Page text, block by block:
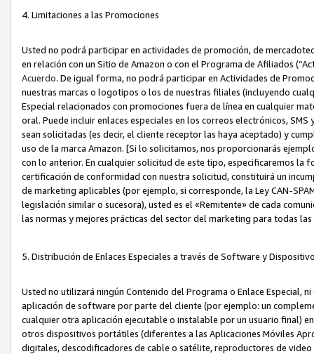
4. Limitaciones a las Promociones
Usted no podrá participar en actividades de promoción, de
en relación con un Sitio de Amazon o con el Programa de Afiliados
Acuerdo. De igual forma, no podrá participar en Actividades de
nuestras marcas o logotipos o los de nuestras filiales (incluyendo
Especial relacionados con promociones fuera de línea en cualquier
oral. Puede incluir enlaces especiales en los correos electrónicos,
sean solicitadas (es decir, el cliente receptor las haya aceptado) y
uso de la marca Amazon. [Si lo solicitamos, nos proporcionarás
con lo anterior. En cualquier solicitud de este tipo, especificaremos
certificación de conformidad con nuestra solicitud, constituirá un
de marketing aplicables (por ejemplo, si corresponde, la Ley CAN-
legislación similar o sucesora), usted es el «Remitente» de cada
las normas y mejores prácticas del sector del marketing para todas
5. Distribución de Enlaces Especiales a través de Software y
Usted no utilizará ningún Contenido del Programa o Enlace Especial,
aplicación de software por parte del cliente (por ejemplo: un
cualquier otra aplicación ejecutable o instalable por un usuario final)
otros dispositivos portátiles (diferentes a las Aplicaciones Móviles
digitales, descodificadores de cable o satélite, reproductores de